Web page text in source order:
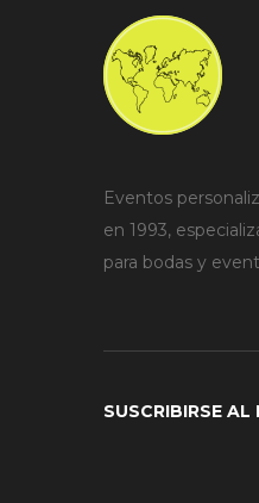
Eventos
en 1993,
para bodas y
SUSCRIBIRSE AL